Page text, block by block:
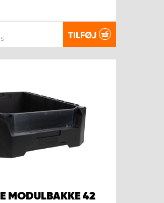
TILFØJ
MODULBAKKE 42